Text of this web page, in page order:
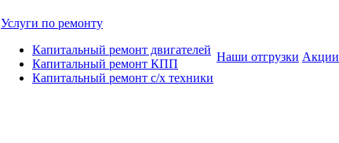
Услуги по ремонту
Капитальный ремонт двигателей
Капитальный ремонт КПП
Капитальный ремонт с/х техники
Наши отгрузки Акции